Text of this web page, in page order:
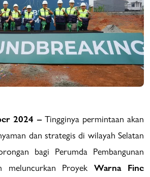
2024 – Tingginya permintaan akan
dan strategis di wilayah Selatan
bagi Perumda Pembangunan
meluncurkan ProyekWarna Fine